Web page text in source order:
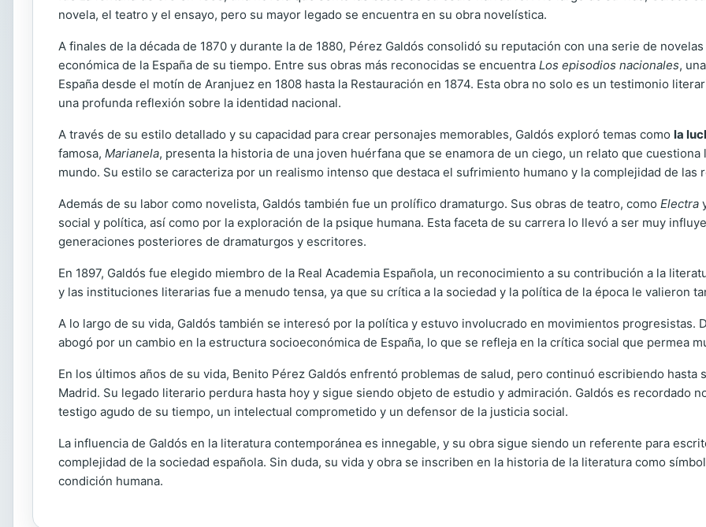
novela, el teatro y el ensayo, pero su mayor legado se encuentra en su obra novelística.
A finales de la década de 1870 y durante la de 1880, Pérez Galdós consolidó su reputación con una serie de
económica de la España de su tiempo. Entre sus obras más reconocidas se encuentra Los episodios nacionales,
España desde el motín de Aranjuez en 1808 hasta la Restauración en 1874. Esta obra no solo es un testimonio
una profunda reflexión sobre la identidad nacional.
A través de su estilo detallado y su capacidad para crear personajes memorables, Galdós exploró temas como la
famosa, Marianela, presenta la historia de una joven huérfana que se enamora de un ciego, un relato que
mundo. Su estilo se caracteriza por un realismo intenso que destaca el sufrimiento humano y la complejidad de las
Además de su labor como novelista, Galdós también fue un prolífico dramaturgo. Sus obras de teatro, como Electra
social y política, así como por la exploración de la psique humana. Esta faceta de su carrera lo llevó a ser muy
generaciones posteriores de dramaturgos y escritores.
En 1897, Galdós fue elegido miembro de la Real Academia Española, un reconocimiento a su contribución a la
y las instituciones literarias fue a menudo tensa, ya que su crítica a la sociedad y la política de la época le valieron
A lo largo de su vida, Galdós también se interesó por la política y estuvo involucrado en movimientos progresistas.
abogó por un cambio en la estructura socioeconómica de España, lo que se refleja en la crítica social que permea
En los últimos años de su vida, Benito Pérez Galdós enfrentó problemas de salud, pero continuó escribiendo
Madrid. Su legado literario perdura hasta hoy y sigue siendo objeto de estudio y admiración. Galdós es recordado
testigo agudo de su tiempo, un intelectual comprometido y un defensor de la justicia social.
La influencia de Galdós en la literatura contemporánea es innegable, y su obra sigue siendo un referente para
complejidad de la sociedad española. Sin duda, su vida y obra se inscriben en la historia de la literatura como
condición humana.